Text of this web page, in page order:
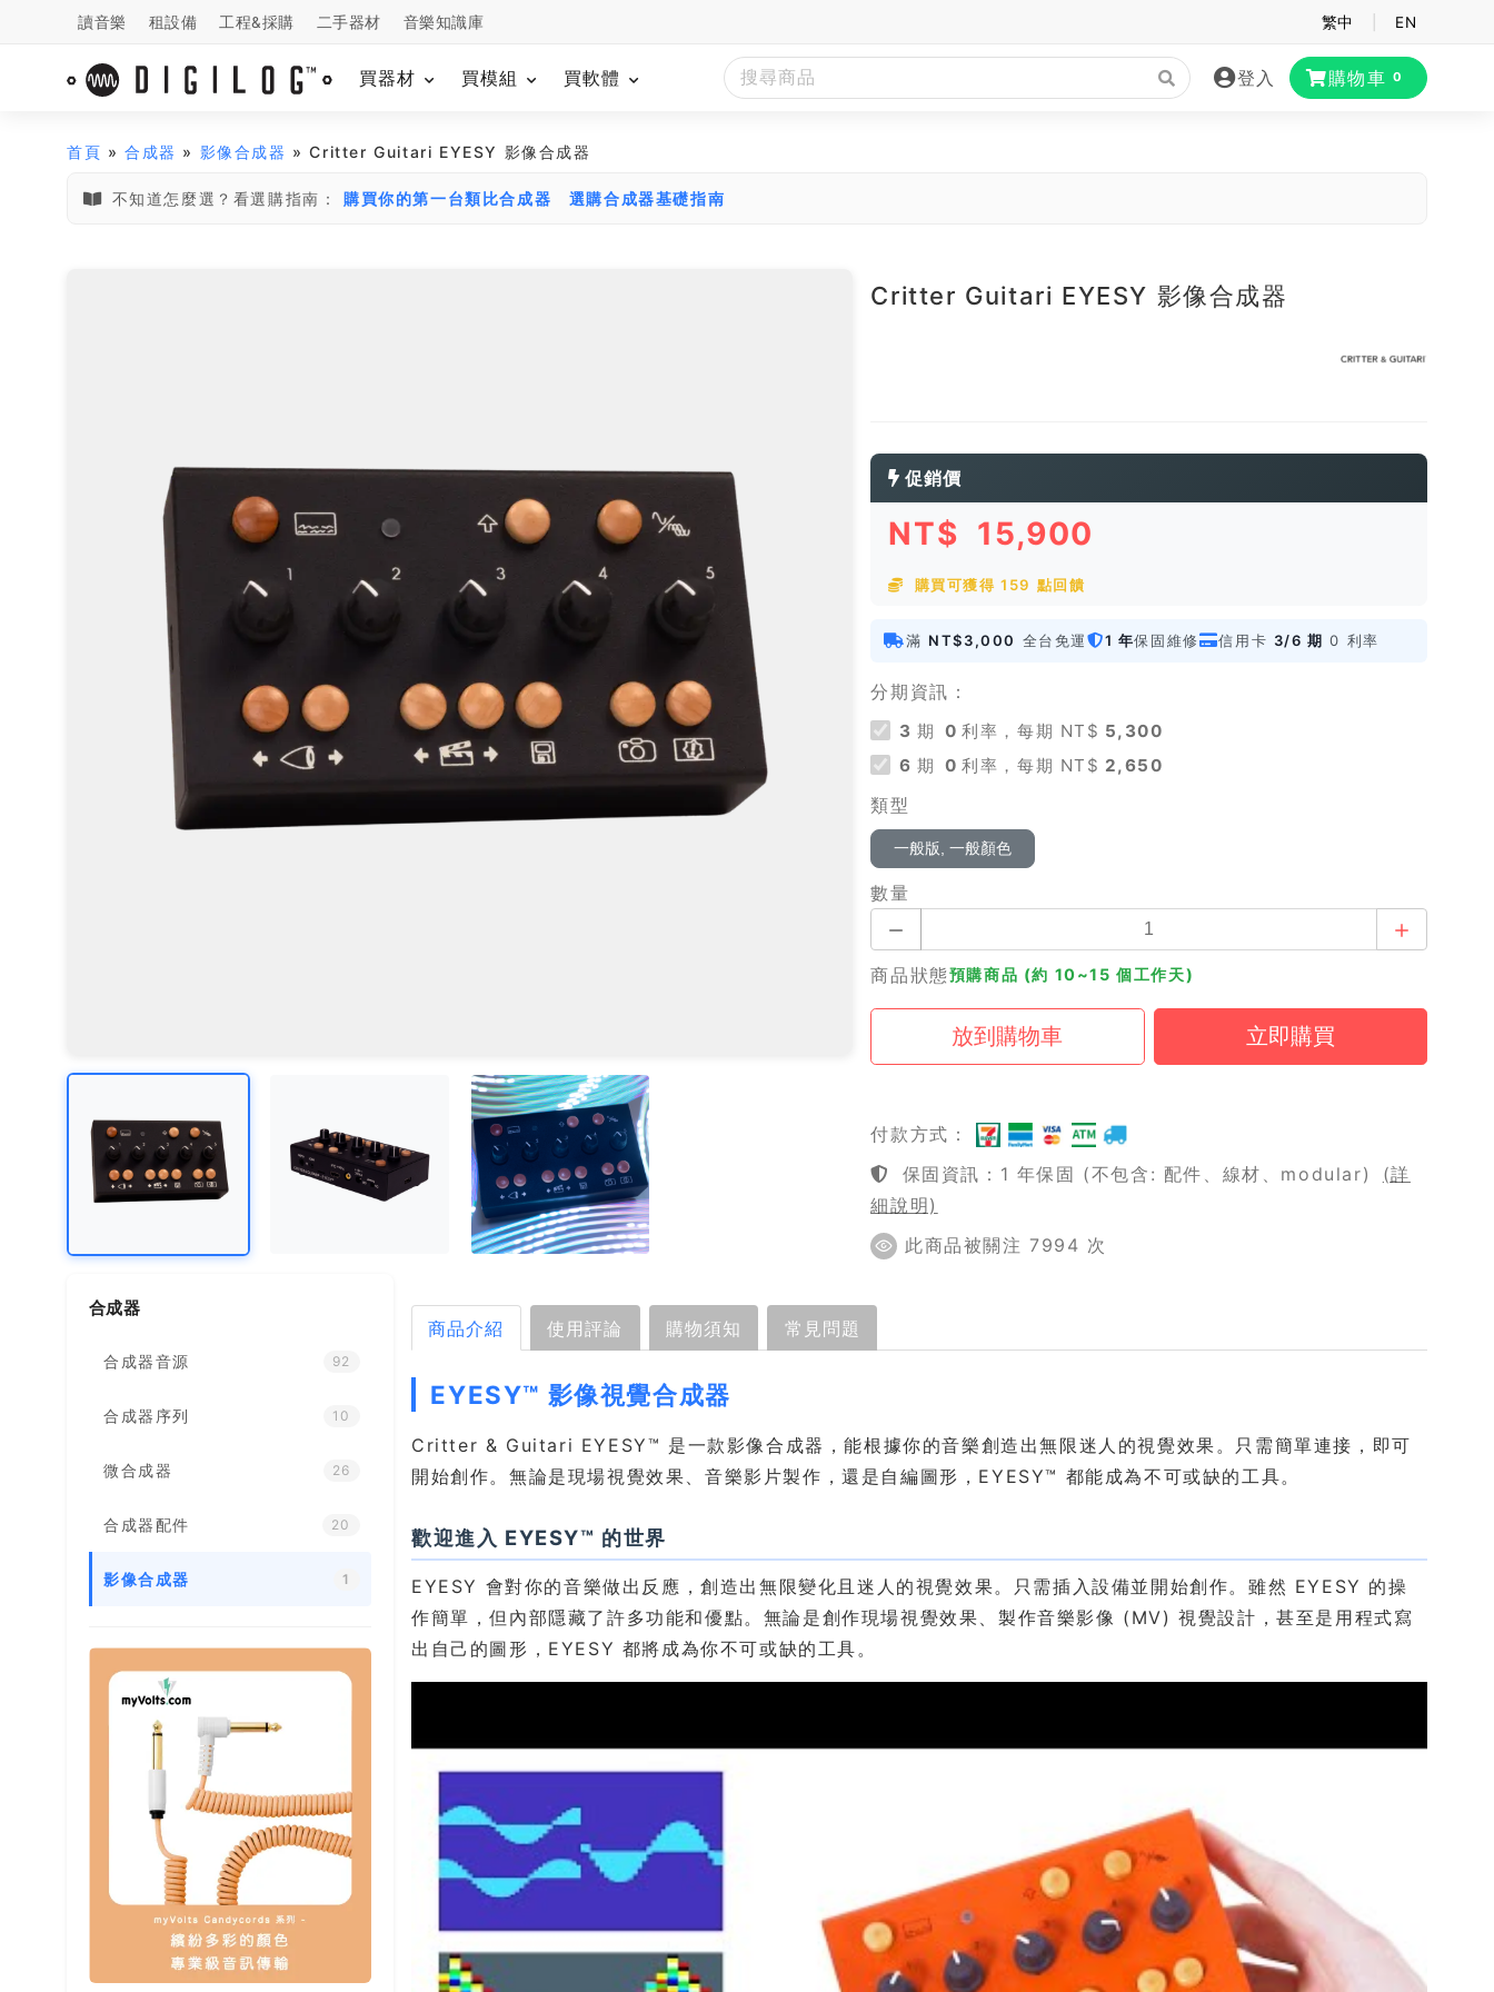
讀音樂 租設備 工程&採購 二手器材 音樂知識庫 繁中 EN
買器材 買模組 買軟體 登入 購物車 0
首頁 »合成器 » 影像合成器 » Critter Guitari EYESY 影像合成器
不知道怎麼選？看選購指南： 購買你的第一台類比合成器 選購合成器基礎指南
Critter Guitari EYESY 影像合成器
促銷價
NT$ 15,900
購買可獲得 159 點回饋
滿 NT$3,000 全台免運 1 年保固維修 信用卡 3/6 期 0 利率
分期資訊：
3 期 0 利率，每期 NT$ 5,300
6 期 0 利率，每期 NT$ 2,650
類型
一般版, 一般顏色
數量
商品狀態預購商品 (約 10~15 個工作天)
付款方式：
保固資訊：1 年保固 (不包含: 配件、線材、modular)
(詳
細說明)
此商品被關注 7994 次
合成器
合成器音源 92
合成器序列 10
微合成器 26
合成器配件 20
影像合成器 1
商品介紹 使用評論 購物須知 常見問題
EYESY™ 影像視覺合成器
Critter & Guitari EYESY™ 是一款影像合成器，能根據你的音樂創造出無限迷人的視覺效果。只需簡單連接，即可
開始創作。無論是現場視覺效果、音樂影片製作，還是自編圖形，EYESY™ 都能成為不可或缺的工具。
歡迎進入 EYESY™ 的世界
EYESY 會對你的音樂做出反應，創造出無限變化且迷人的視覺效果。只需插入設備並開始創作。雖然 EYESY 的操
作簡單，但內部隱藏了許多功能和優點。無論是創作現場視覺效果、製作音樂影像 (MV) 視覺設計，甚至是用程式寫
出自己的圖形，EYESY 都將成為你不可或缺的工具。